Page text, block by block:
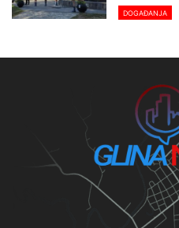
DOGAĐANJA